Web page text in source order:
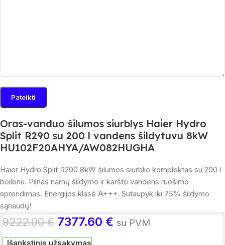
Oras-vanduo šilumos siurblys Haier Hydro
Split R290 su 200 l vandens šildytuvu 8kW
HU102F20AHYA/AW082HUGHA
Haier Hydro Split R290 8kW šilumos siurblio komplektas su 200 l
boileriu. Pilnas namų šildymo ir karšto vandens ruošimo
sprendimas. Energijos klasė A+++. Sutaupyk iki 75% šildymo
sąnaudų!
9222.00€ 7377.60 € su PVM
Išankstinis užsakymas